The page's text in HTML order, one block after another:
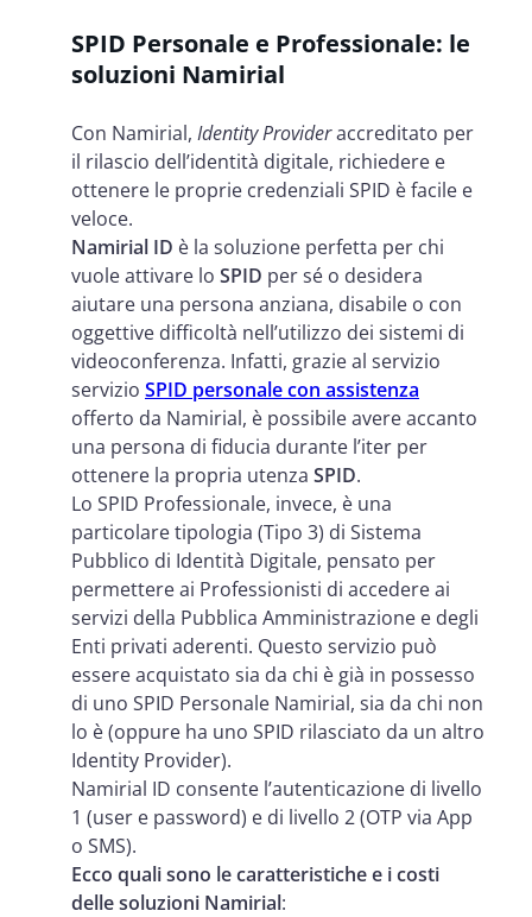
SPID Personale e Professionale: le
soluzioni Namirial
Con Namirial, Identity Provideraccreditato per
il rilascio dell’identità digitale, richiedere e
ottenere le proprie credenziali SPID è facile e
veloce.
Namirial ID è la soluzione perfetta per chi
vuole attivare lo SPID per sé o desidera
aiutare una persona anziana, disabile o con
oggettive difficoltà nell’utilizzo dei sistemi di
videoconferenza. Infatti, grazie al servizio
servizio SPID personale con assistenza
offerto da Namirial, è possibile avere accanto
una persona di fiducia durante l’iter per
ottenere la propria utenza SPID.
Lo SPID Professionale, invece, è una
particolare tipologia (Tipo 3) di Sistema
Pubblico di Identità Digitale, pensato per
permettere ai Professionisti di accedere ai
servizi della Pubblica Amministrazione e degli
Enti privati aderenti. Questo servizio può
essere acquistato sia da chi è già in possesso
di uno SPID Personale Namirial, sia da chi non
lo è (oppure ha uno SPID rilasciato da un altro
Identity Provider).
Namirial ID consente l’autenticazione di livello
1 (user e password) e di livello 2 (OTP via App
o SMS).
Ecco quali sono le caratteristiche e i costi
delle soluzioni Namirial: